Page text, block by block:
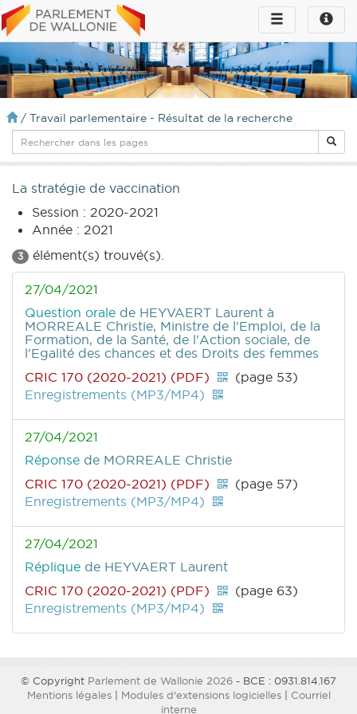
Toggle
infos
Toggle
navigation
/ Travail parlementaire - Résultat de la recherche
La stratégie de vaccination
Session : 2020-2021
Année : 2021
3 élément(s) trouvé(s).
27/04/2021
Question orale de HEYVAERT Laurent à
MORREALE Christie, Ministre de l'Emploi, de la
Formation, de la Santé, de l'Action sociale, de
l'Egalité des chances et des Droits des femmes
CRIC 170 (2020-2021) (PDF)
(page 53)
Enregistrements (MP3/MP4)
27/04/2021
Réponse de MORREALE Christie
CRIC 170 (2020-2021) (PDF)
(page 57)
Enregistrements (MP3/MP4)
27/04/2021
Réplique de HEYVAERT Laurent
CRIC 170 (2020-2021) (PDF)
(page 63)
Enregistrements (MP3/MP4)
© Copyright Parlement de Wallonie 2026 - BCE : 0931.814.167
Mentions légales| Modules d'extensions logicielles| Courriel
interne